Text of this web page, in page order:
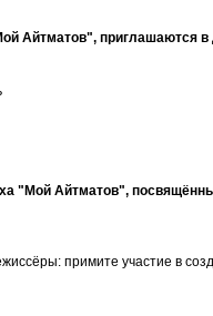
Айтматов", приглашаются
"Мой Айтматов",
примите участие в